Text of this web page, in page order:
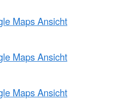
Maps Ansicht
Maps Ansicht
Maps Ansicht